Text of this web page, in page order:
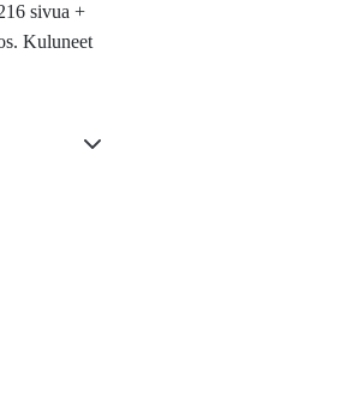
sivua +
Kuluneet